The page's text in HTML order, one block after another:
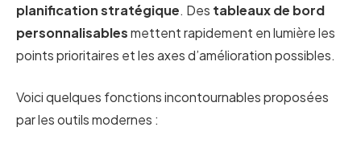
planification stratégique. Des tableaux de bord
personnalisablesmettent rapidement en lumière les
points prioritaires et les axes d’amélioration possibles.
Voici quelques fonctions incontournables proposées
par les outils modernes :